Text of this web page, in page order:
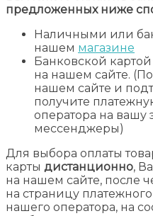
предложенных ниже
Наличными или
нашем магазине
Банковской
на нашем сайте.
нашем сайте и
получите
оператора на вашу
мессенджеры)
Для выбора оплаты
карты дистанционно,
на нашем сайте, после
на страницу
нашего оператора, на